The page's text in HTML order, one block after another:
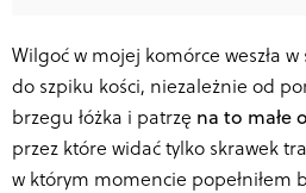
Wilgoć w mojej komórce weszła
do szpiku kości, niezależnie od
brzegu łóżka i patrzę na to małe
przez które widać tylko skrawek
w którym momencie popełniłem